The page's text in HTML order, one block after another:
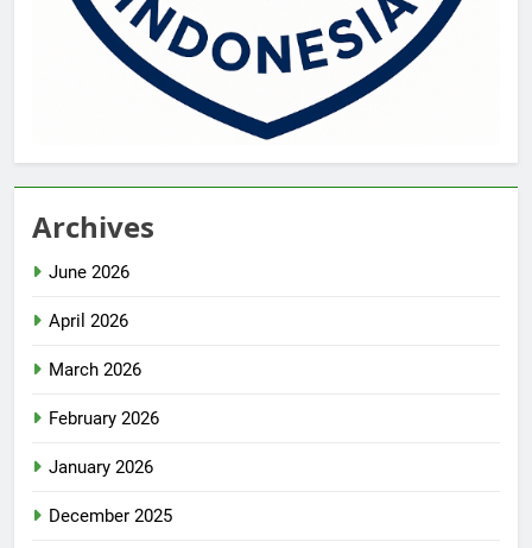
Archives
June 2026
April 2026
March 2026
February 2026
January 2026
December 2025